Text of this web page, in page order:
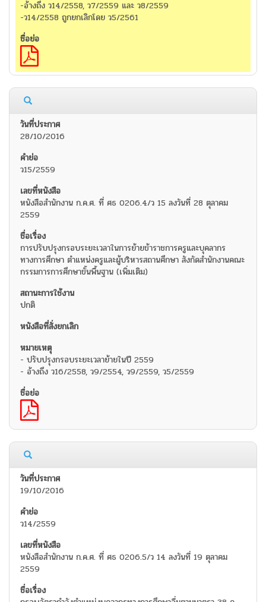
-อ้างถึง ว14/2558, ว7/2559 และ ว8/2559
-ว14/2558 ถูกยกเลิกโดย ว5/2561
28/10/2016
ว15/2559
หนังสือสำนักงาน ก.ค.ศ. ที่ ศธ 0206.4/ว 15 ลงวันที่ 28 ตุลาคม
2559
การปรับปรุงกรอบระยะเวลาในการย้ายข้าราชการครูและบุคลากร
ทางการศึกษา ตำแหน่งครูและผู้บริหารสถานศึกษา สังกัดสำนักงานคณะ
กรรมการการศึกษาขั้นพื้นฐาน (เพิ่มเติม)
ปกติ
- ปรับปรุงกรอบระยะเวลาย้ายในปี 2559
- อ้างถึง ว16/2558, ว9/2554, ว9/2559, ว5/2559
19/10/2016
ว14/2559
หนังสือสำนักงาน ก.ค.ศ. ที่ ศธ 0206.5/ว 14 ลงวันที่ 19 ตุลาคม
2559